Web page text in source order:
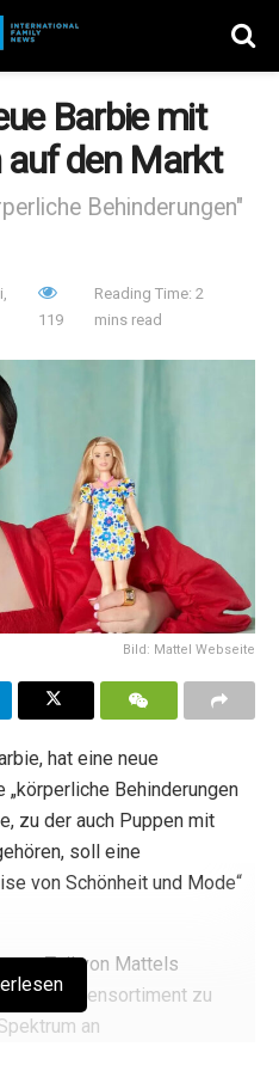
Barbie mit
auf den Markt
Behinderungen"
119
Reading Time: 2
mins read
Bild: Mattel Webseite
hat eine neue
Behinderungen
zu der auch Puppen mit
soll eine
von Schönheit und Mode“
Teil von Mattels
das Puppensortiment zu
an